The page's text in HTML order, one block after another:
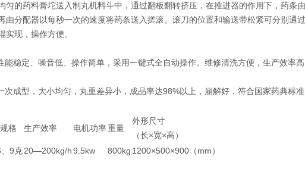
匀的药料膏坨送入制丸机料斗中，通过翻板翻转挤压，在推进器的作用下，药条
由分配器以每秒一次的速度将药条送入搓滚。滚刀的位置和输送带松紧可分别通
实现，操作方便。
能稳定、噪音低、操作简单，采用一键式全自动操作。维修清洗方便，生产效率
次成型，大小均匀，丸重差异小，成品率达98%以上，崩解好，符合国家药典标准
参数：
格 生产效率 电机功率重量
外形尺寸
（长×宽×高）
9克20—200kg/h9.5kw 800kg 1200×500×900（mm）